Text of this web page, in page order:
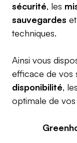
sécurité, les
sauvegardes
techniques.
Ainsi vous
efficace de vos
disponibilité, les
optimale de